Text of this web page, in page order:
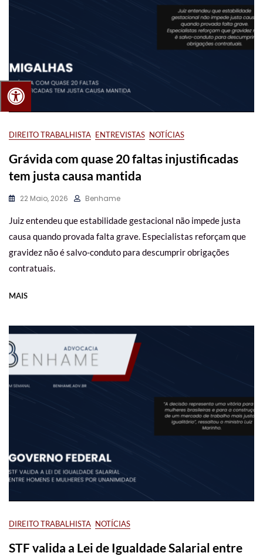
DIREITO TRABALHISTA ENTREVISTAS NOTÍCIAS
Grávida com quase 20 faltas injustificadas
tem justa causa mantida
22 Maio, 2026 Benhame
Juiz entendeu que estabilidade gestacional não impede justa
causa quando provada falta grave. Especialistas reforçam que
gravidez não é salvo-conduto para descumprir obrigações
contratuais.
MAIS
DIREITO TRABALHISTA NOTÍCIAS
STF valida a Lei de Igualdade Salarial entre